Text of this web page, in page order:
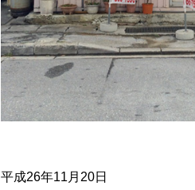
平成26年11月20日